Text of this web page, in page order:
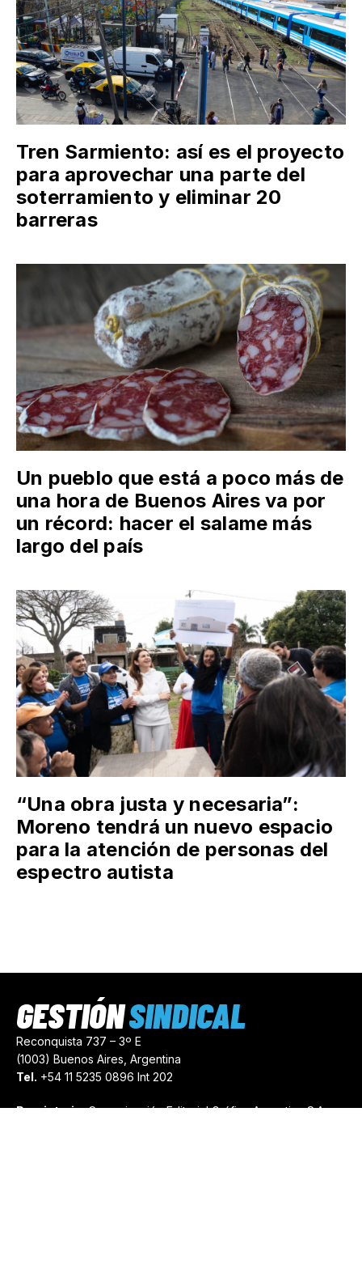
Tren Sarmiento: así es el proyecto
para aprovechar una parte del
soterramiento y eliminar 20
barreras
Un pueblo que está a poco más de
una hora de Buenos Aires va por
un récord: hacer el salame más
largo del país
“Una obra justa y necesaria”:
Moreno tendrá un nuevo espacio
para la atención de personas del
espectro autista
Reconquista 737 – 3º E
(1003) Buenos Aires, Argentina
Tel. +54 11 5235 0896 Int 202
Propietario:Comunicación Editorial Gráfica Argentina S.A.
GESTIÓNSINDICAL